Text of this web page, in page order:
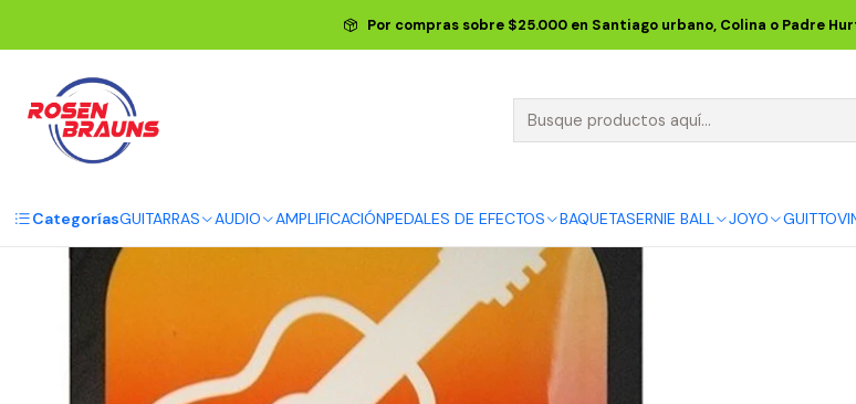
CategoríasGUITARRAS AUDIO AMPLIFICACIÓNPEDALES DE EFECTOS BAQUETASERNIE BALL JOYO GUITTO
Por compras sobre $25.000 en Santiago urbano, Colina o Padre
Inicio GUITTO Cuerdas para Guitarra
53